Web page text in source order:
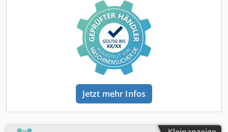
Jetzt mehr Infos